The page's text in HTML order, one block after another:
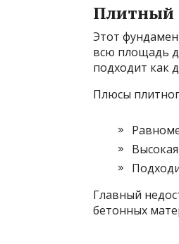
Плитный
Этот
всю площадь
подходит как
Плюсы
Главный
бетонных